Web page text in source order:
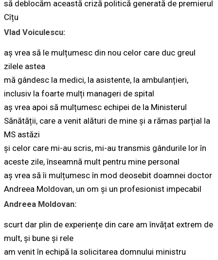
să deblocăm această criză politică generată de premierul
Cîțu
Vlad Voiculescu:
aș vrea să le mulțumesc din nou celor care duc greul
zilele astea
mă gândesc la medici, la asistente, la ambulanțieri,
inclusiv la foarte mulți manageri de spital
aș vrea apoi să mulțumesc echipei de la Ministerul
Sănătății, care a venit alături de mine și a rămas parțial la
MS astăzi
și celor care mi-au scris, mi-au transmis gândurile lor în
aceste zile, înseamnă mult pentru mine personal
aș vrea să îi mulțumesc în mod deosebit doamnei doctor
Andreea Moldovan, un om și un profesionist impecabil
Andreea Moldovan:
scurt dar plin de experiențe din care am învățat extrem de
mult, și bune și rele
am venit în echipă la solicitarea domnului ministru